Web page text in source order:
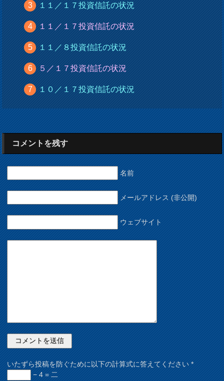
１１／１７投資信託の状況
１１／１７投資信託の状況
１１／８投資信託の状況
５／１７投資信託の状況
１０／１７投資信託の状況
コメントを残す
名前
メールアドレス (非公開)
ウェブサイト
いたずら投稿を防ぐために以下の計算式に答えてください*
− 4 = 二